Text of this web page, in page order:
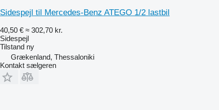
Sidespejl til Mercedes-Benz ATEGO 1/2 lastbil
40,50 € ≈ 302,70 kr.
Sidespejl
Tilstand ny
Grækenland, Thessaloniki
Kontakt sælgeren